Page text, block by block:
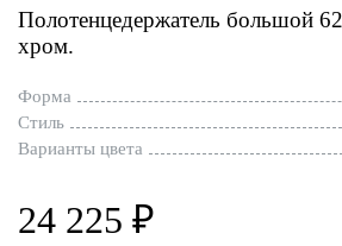
Полотенцедержатель большой
хром.
Форма
Стиль
Варианты цвета
24 225 ₽